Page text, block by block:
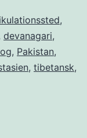
,
devanagari,
, Pakistan,
, tibetansk,